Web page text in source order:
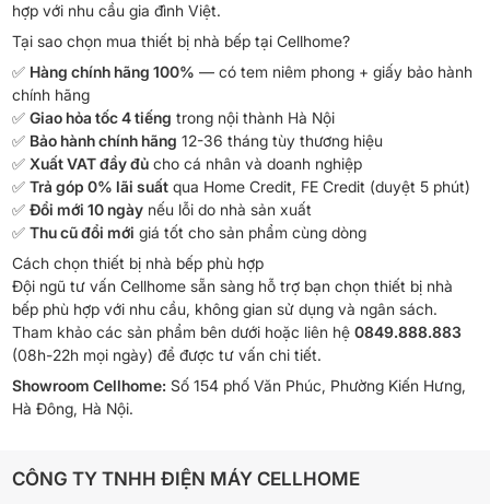
hợp với nhu cầu gia đình Việt.
Tại sao chọn mua thiết bị nhà bếp tại Cellhome?
✅ Hàng chính hãng 100% — có tem niêm phong + giấy bảo hành
chính hãng
✅ Giao hỏa tốc 4 tiếng trong nội thành Hà Nội
✅ Bảo hành chính hãng 12-36 tháng tùy thương hiệu
✅ Xuất VAT đầy đủcho cá nhân và doanh nghiệp
✅ Trả góp 0% lãi suấtqua Home Credit, FE Credit (duyệt 5 phút)
✅ Đổi mới 10 ngàynếu lỗi do nhà sản xuất
✅ Thu cũ đổi mới giá tốt cho sản phẩm cùng dòng
Cách chọn thiết bị nhà bếp phù hợp
Đội ngũ tư vấn Cellhome sẵn sàng hỗ trợ bạn chọn thiết bị nhà
bếp phù hợp với nhu cầu, không gian sử dụng và ngân sách.
Tham khảo các sản phẩm bên dưới hoặc liên hệ 0849.888.883
(08h-22h mọi ngày) để được tư vấn chi tiết.
Showroom Cellhome: Số 154 phố Văn Phúc, Phường Kiến Hưng,
Hà Đông, Hà Nội.
CÔNG TY TNHH ĐIỆN MÁY CELLHOME